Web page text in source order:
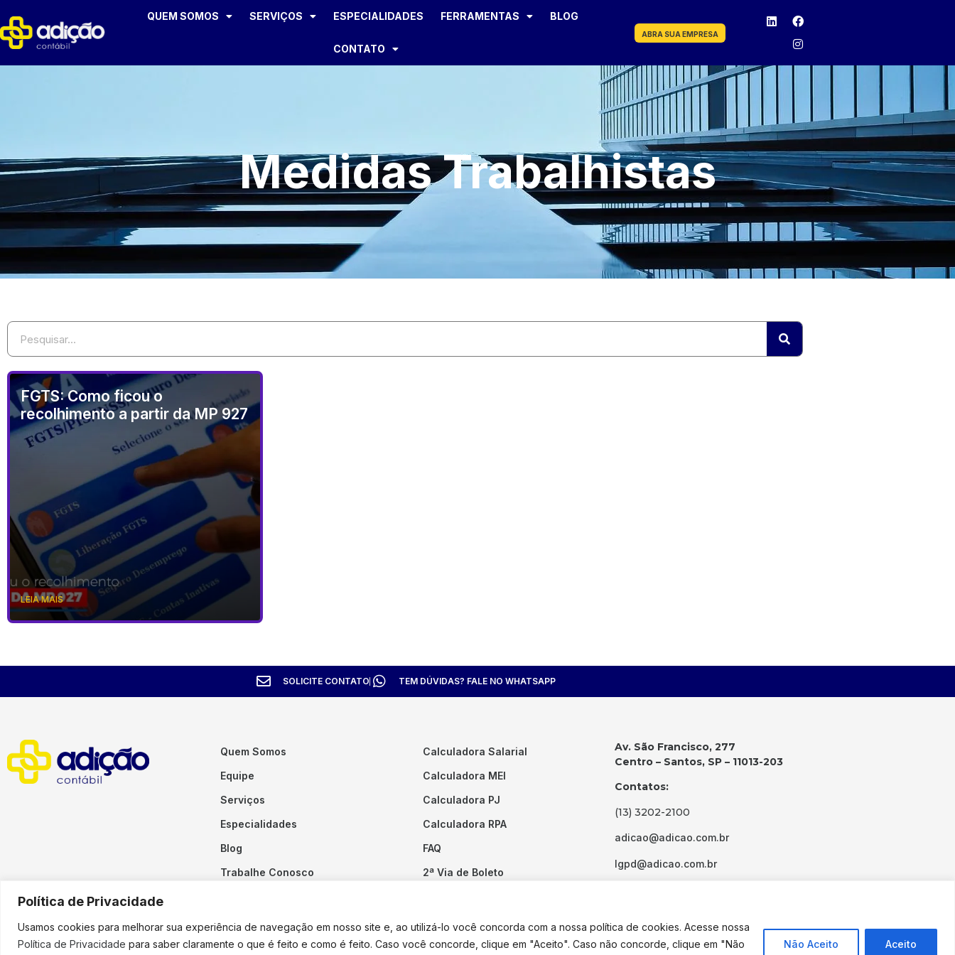
Política de Privacidade
Usamos cookies para melhorar sua experiência de navegação em nosso site e, ao utilizá-lo você concorda com a nossa política de cookies. Acesse nossa
Política de Privacidade para saber claramente o que é feito e como é feito. Caso você concorde, clique em "Aceito". Caso não concorde, clique em "Não
Não Aceito Aceito
QUEM SOMOS SERVIÇOS ESPECIALIDADES FERRAMENTAS BLOG
CONTATO
ABRA SUA EMPRESA
Medidas Trabalhistas
FGTS: Como ficou o
recolhimento a partir da MP 927
LEIA MAIS
SOLICITE CONTATO TEM DÚVIDAS? FALE NO WHATSAPP
Quem Somos
Equipe
Serviços
Especialidades
Blog
Trabalhe Conosco
Calculadora Salarial
Calculadora MEI
Calculadora PJ
Calculadora RPA
FAQ
2ª Via de Boleto
Av. São Francisco, 277
Centro – Santos, SP – 11013-203
Contatos:
(13) 3202-2100
adicao@adicao.com.br
lgpd@adicao.com.br